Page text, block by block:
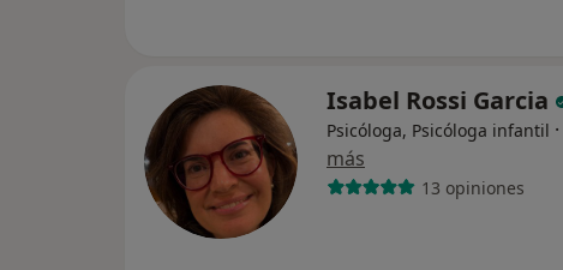
Isabel Rossi Garcia
Psicóloga, Psicóloga infantil ·
más
13 opiniones